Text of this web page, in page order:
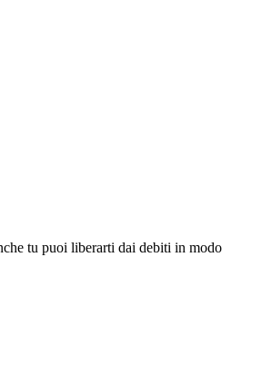
tu puoi liberarti dai debiti in modo